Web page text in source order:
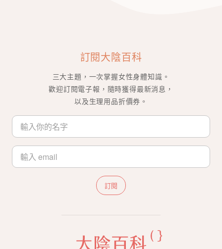
訂閱大陰百科
三大主題，一次掌握女性身體知識。
歡迎訂閱電子報，隨時獲得最新消息，
以及生理用品折價券。
訂閱